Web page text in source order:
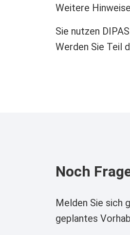
Weitere
Sie nutzen
Werden Sie Teil
Noch
Melden Sie sich
geplantes